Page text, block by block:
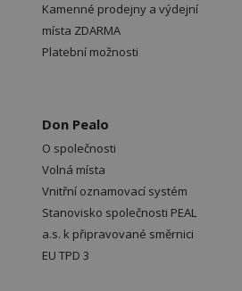
Kamenné prodejny a výdejní
místa ZDARMA
Platební možnosti
Don Pealo
O společnosti
Volná místa
Vnitřní oznamovací systém
Stanovisko společnosti PEAL
a.s. k připravované směrnici
EU TPD 3